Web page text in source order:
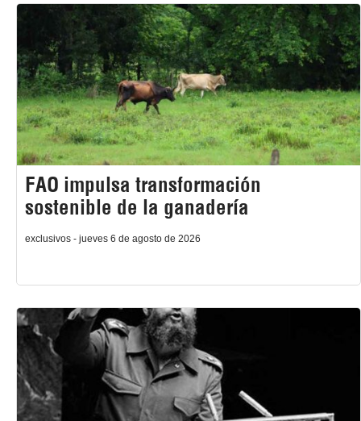
FAO impulsa transformación
sostenible de la ganadería
exclusivos - jueves 6 de agosto de 2026